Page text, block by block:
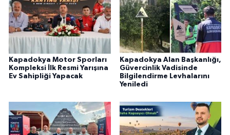
Kapadokya Motor Sporları
Kompleksi İlk Resmi Yarışına
Ev Sahipliği Yapacak
Kapadokya Alan Başkanlığı,
Güvercinlik Vadisinde
Bilgilendirme Levhalarını
Yeniledi